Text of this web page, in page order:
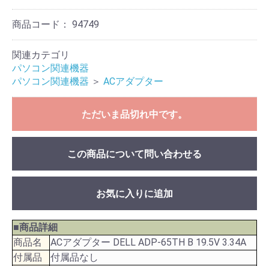
商品コード： 94749
関連カテゴリ
パソコン関連機器
パソコン関連機器 ＞ ACアダプター
ただいま品切れ中です。
この商品について問い合わせる
お気に入りに追加
■商品詳細
商品名
ACアダプター DELL ADP-65TH B 19.5V 3.34A
付属品
付属品なし